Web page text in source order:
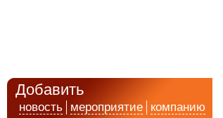
Добавить
новость мероприятие компанию